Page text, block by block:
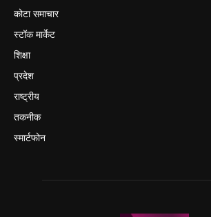
कोटा समाचार
स्टॉक मार्केट
शिक्षा
प्रदेश
राष्ट्रीय
तकनीक
स्मार्टफोन